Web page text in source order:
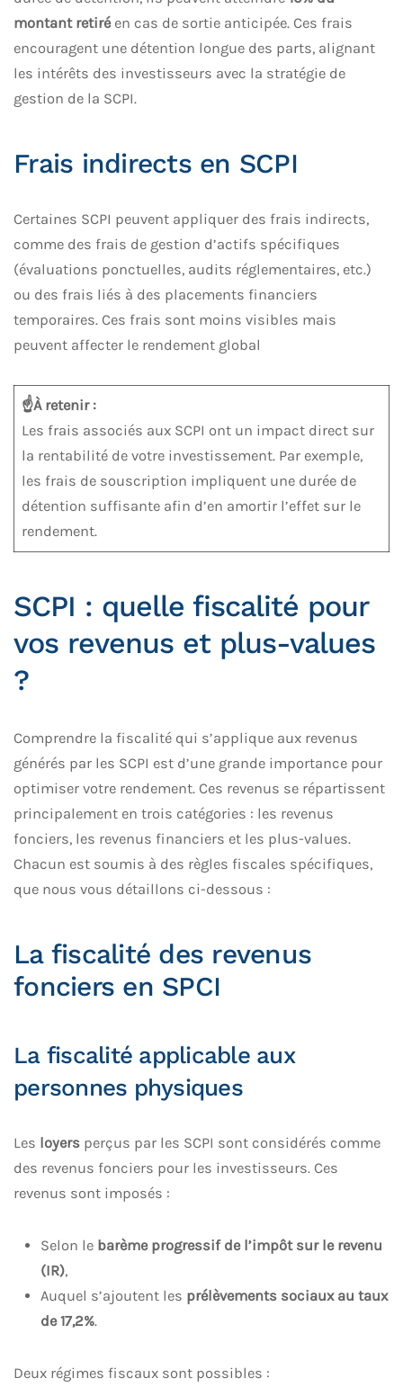
montant retiré en cas de sortie anticipée. Ces frais
encouragent une détention longue des parts, alignant
les intérêts des investisseurs avec la stratégie de
gestion de la SCPI.
Frais indirects en SCPI
Certaines SCPI peuvent appliquer des frais indirects,
comme des frais de gestion d’actifs spécifiques
(évaluations ponctuelles, audits réglementaires, etc.)
ou des frais liés à des placements financiers
temporaires. Ces frais sont moins visibles mais
peuvent affecter le rendement global
☝️À retenir :
Les frais associés aux SCPI ont un impact direct sur
la rentabilité de votre investissement. Par exemple,
les frais de souscription impliquent une durée de
détention suffisante afin d’en amortir l’effet sur le
rendement.
SCPI : quelle fiscalité pour
vos revenus et plus-values
?
Comprendre la fiscalité qui s’applique aux revenus
générés par les SCPI est d’une grande importance pour
optimiser votre rendement. Ces revenus se répartissent
principalement en trois catégories : les revenus
fonciers, les revenus financiers et les plus-values.
Chacun est soumis à des règles fiscales spécifiques,
que nous vous détaillons ci-dessous :
La fiscalité des revenus
fonciers en SPCI
La fiscalité applicable aux
personnes physiques
Les loyers perçus par les SCPI sont considérés comme
des revenus fonciers pour les investisseurs. Ces
revenus sont imposés :
Selon le barème progressif de l’impôt sur le revenu
(IR),
Auquel s’ajoutent les prélèvements sociaux au taux
de 17,2%.
Deux régimes fiscaux sont possibles :